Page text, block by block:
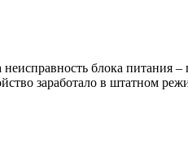
блока питания –
заработало в штатном